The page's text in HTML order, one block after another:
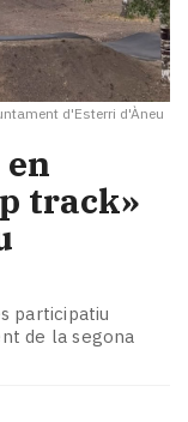
d'Esterri d'Àneu
track»
participatiu
de la segona